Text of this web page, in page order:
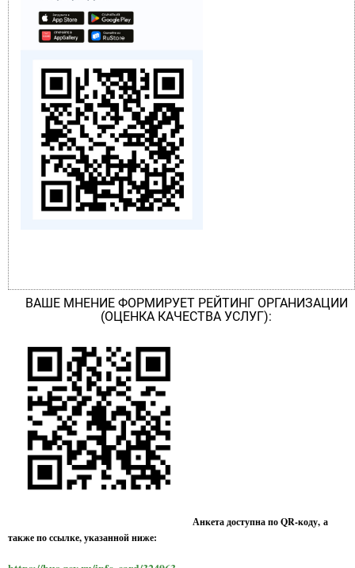
ВАШЕ МНЕНИЕ ФОРМИРУЕТ РЕЙТИНГ ОРГАНИЗАЦИИ
(ОЦЕНКА КАЧЕСТВА УСЛУГ):
Анкета доступна по QR-коду, а
также по ссылке, указанной ниже: